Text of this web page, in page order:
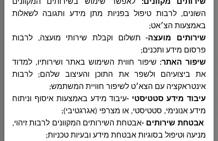
التربية والتعليم
مركز الخدمات النفسية
قسم الصحة والبيئة وترخيص المصالح
مكافحة العنف المخدرات والكحول
שירותים מקוונים: לאפשר שימוש בשירותים המקוונים
השונים, לרבות טיפול בפניות מתן מידע ותגובה לשאלות
באמצעות הצ׳אט;
שירותים מועצה- תשלום וקבלת שירותי מועצה, לרבות
פרסום מידע ותכנים;
שיפור האתר: שיפור חווית השימוש באתר ושירותיו, למדוד
את ביצועיהם ולשפר את התוכן והעיצוב שלהם; לרבות
אינטראקציה עם הצא׳ט לשיפור חוויית המשתמש;
עיבוד מידע סטטיסטי -עיבוד מידע באמצעות איסוף וניתוח
מידע אנונימי, סטטיסטי, או מצרפי (אגרגטיבי);
אבטחת שירותים -אבטחת השירותים המקוונים לרבות זיהוי,
מניעה וטיפול בסוגיות אבטחת מידע ובעיות טכניות;